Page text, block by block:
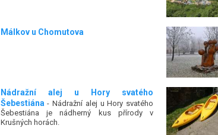
Málkov u Chomutova
Nádražní alej u Hory svatého
Šebestiána - Nádražní alej u Hory svatého
Šebestiána je nádherný kus přírody v
Krušných horách.